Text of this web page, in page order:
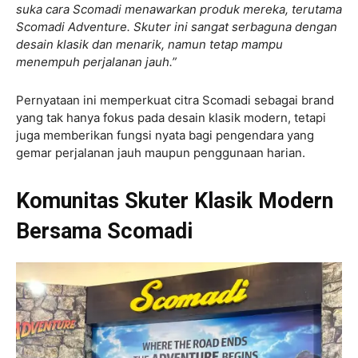
suka cara Scomadi menawarkan produk mereka, terutama
Scomadi Adventure. Skuter ini sangat serbaguna dengan
desain klasik dan menarik, namun tetap mampu
menempuh perjalanan jauh.”
Pernyataan ini memperkuat citra Scomadi sebagai brand
yang tak hanya fokus pada desain klasik modern, tetapi
juga memberikan fungsi nyata bagi pengendara yang
gemar perjalanan jauh maupun penggunaan harian.
Komunitas Skuter Klasik Modern
Bersama Scomadi